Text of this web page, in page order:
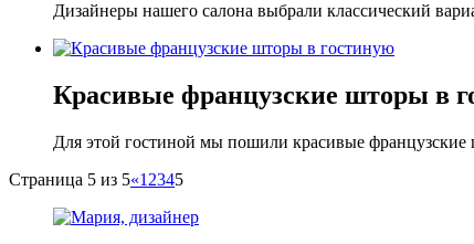
Дизайнеры нашего салона выбрали классический
Красивые французские шторы в
Для этой гостиной мы пошили красивые
Страница 5 из 5«1 2345